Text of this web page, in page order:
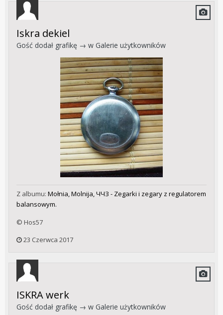
Iskra dekiel
Gość dodał grafikę → w Galerie użytkowników
Z albumu: Mołnia, Molnija, ЧЧЗ - Zegarki i zegary z regulatorem
balansowym.
© Hos57
23 Czerwca 2017
ISKRA werk
Gość dodał grafikę → w Galerie użytkowników